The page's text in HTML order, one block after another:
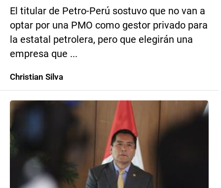
El titular de Petro-Perú sostuvo que no van a
optar por una PMO como gestor privado para
la estatal petrolera, pero que elegirán una
empresa que ...
Christian Silva